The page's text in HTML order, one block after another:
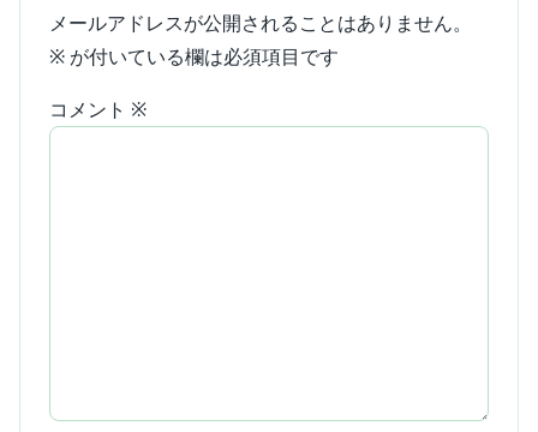
メールアドレスが公開されることはありません。
※ が付いている欄は必須項目です
コメント ※